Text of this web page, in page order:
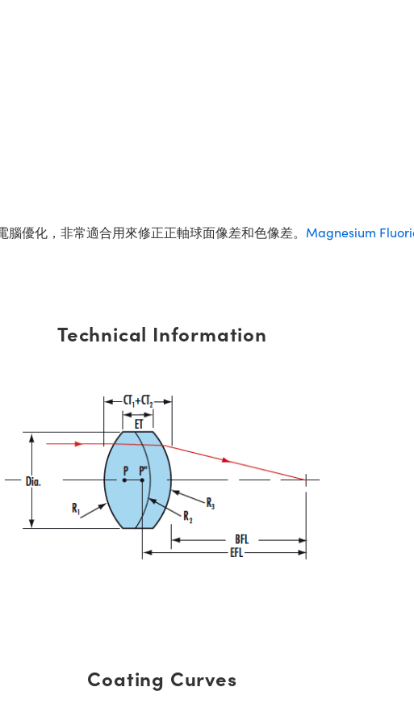
優化，非常適合用來修正正軸球面像差和色像差。 Magnesium
Technical Information
Coating Curves